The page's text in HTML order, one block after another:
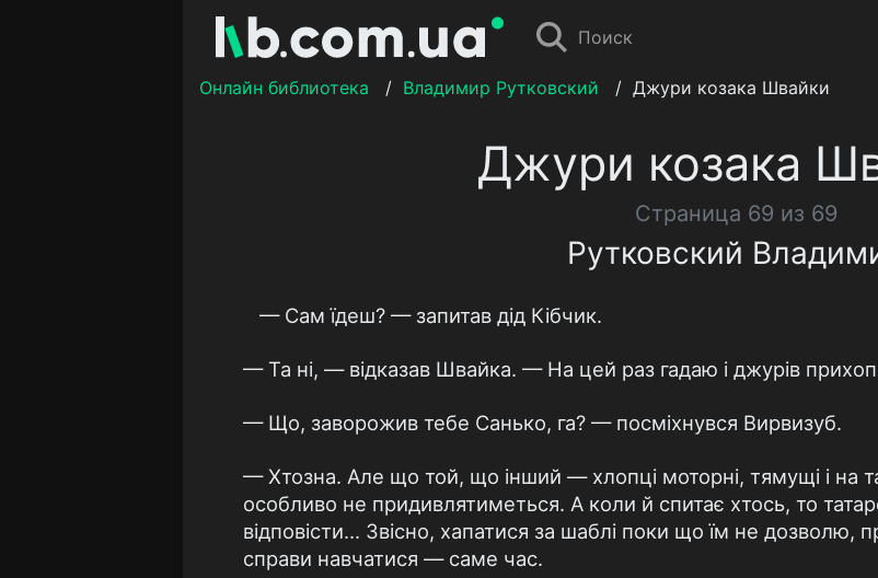
Поиск
Онлайн библиотека / Владимир Рутковский / Джури козака Швайки
Джури козака
Страница 69 из 69
Рутковский
— Сам їдеш? — запитав дід Кібчик.
— Та ні, — відказав Швайка. — На цей раз гадаю і джурів
— Що, заворожив тебе Санько, га? — посміхнувся Вирвизуб.
— Хтозна. Але що той, що інший — хлопці моторні, тямущі і на
особливо не придивлятиметься. А коли й спитає хтось, то
відповісти… Звісно, хапатися за шаблі поки що їм не дозволю,
справи навчатися — саме час.